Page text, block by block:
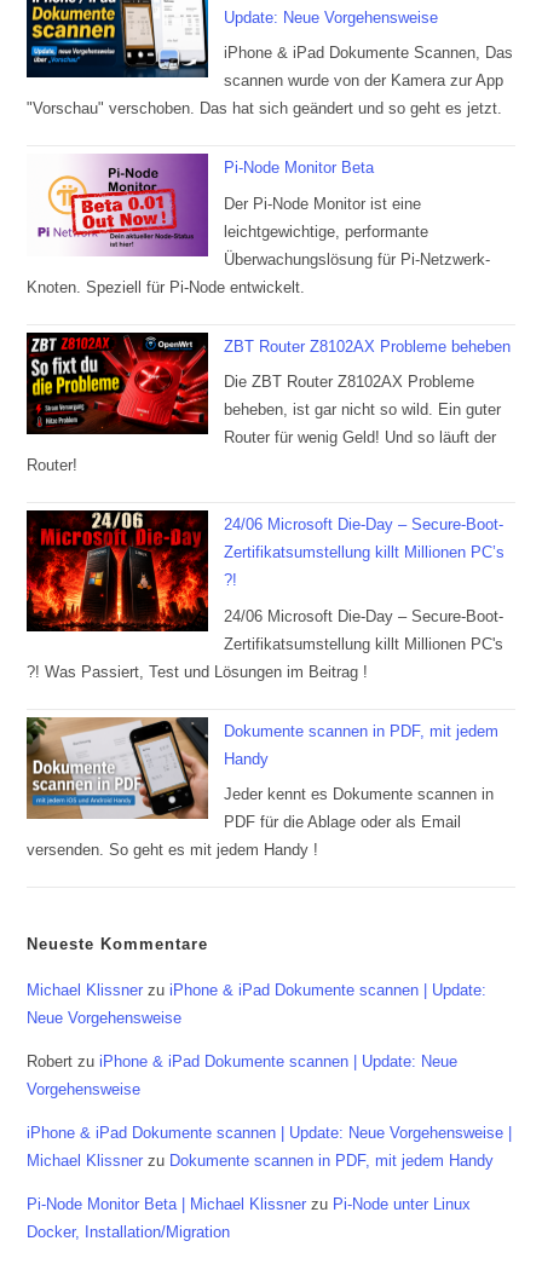
Update: Neue Vorgehensweise
iPhone & iPad Dokumente Scannen, Das
scannen wurde von der Kamera zur App
"Vorschau" verschoben. Das hat sich geändert und so geht es jetzt.
Pi-Node Monitor Beta
Der Pi-Node Monitor ist eine
leichtgewichtige, performante
Überwachungslösung für Pi-Netzwerk-
Knoten. Speziell für Pi-Node entwickelt.
ZBT Router Z8102AX Probleme beheben
Die ZBT Router Z8102AX Probleme
beheben, ist gar nicht so wild. Ein guter
Router für wenig Geld! Und so läuft der
Router!
24/06 Microsoft Die-Day – Secure-Boot-
Zertifikatsumstellung killt Millionen PC’s
?!
24/06 Microsoft Die-Day – Secure-Boot-
Zertifikatsumstellung killt Millionen PC's
?! Was Passiert, Test und Lösungen im Beitrag !
Dokumente scannen in PDF, mit jedem
Handy
Jeder kennt es Dokumente scannen in
PDF für die Ablage oder als Email
versenden. So geht es mit jedem Handy !
Neueste Kommentare
Michael Klissner zuiPhone & iPad Dokumente scannen | Update:
Neue Vorgehensweise
Robert zuiPhone & iPad Dokumente scannen | Update: Neue
Vorgehensweise
iPhone & iPad Dokumente scannen | Update: Neue Vorgehensweise |
Michael Klissner zu Dokumente scannen in PDF, mit jedem Handy
Pi-Node Monitor Beta | Michael Klissner zu Pi-Node unter Linux
Docker, Installation/Migration